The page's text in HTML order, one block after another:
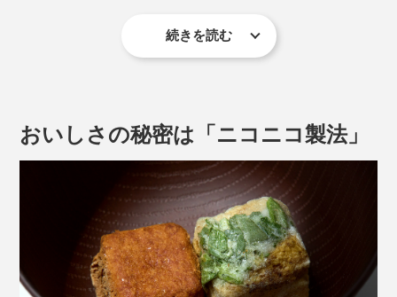
真っ黒に焼き目がついたら、皮を一本ずつ手でむいて、
続きを読む
おいしさの秘密は「ニコニコ製法」